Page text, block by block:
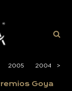
2005 2004 >
>
Goya